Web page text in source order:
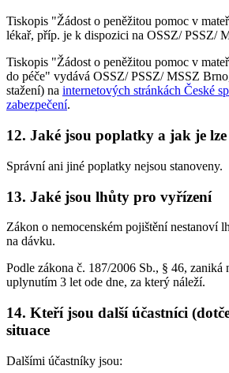
Tiskopis "Žádost o peněžitou pomoc v
lékař, příp. je k dispozici na OSSZ/ PSSZ/
Tiskopis "Žádost o peněžitou pomoc v
do péče" vydává OSSZ/ PSSZ/ MSSZ
stažení) na internetových stránkách České
zabezpečení.
12. Jaké jsou poplatky a jak je
Správní ani jiné poplatky nejsou stanoveny.
13. Jaké jsou lhůty pro vyřízení
Zákon o nemocenském pojištění nestanoví
na dávku.
Podle zákona č. 187/2006 Sb., § 46,
uplynutím 3 let ode dne, za který náleží.
14. Kteří jsou další účastníci
situace
Dalšími účastníky jsou: